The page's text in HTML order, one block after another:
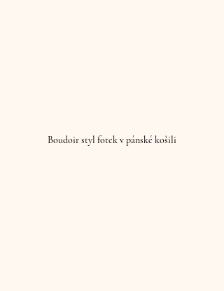
Boudoir styl fotek v pánské košili